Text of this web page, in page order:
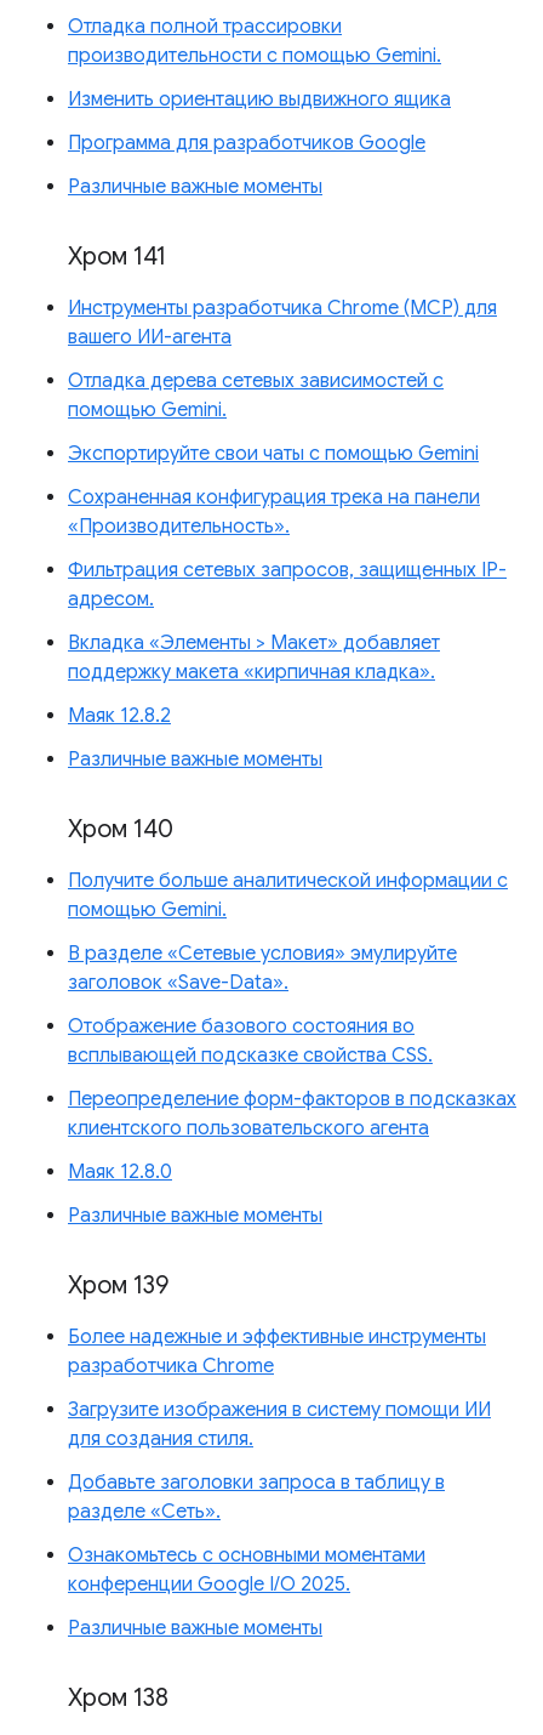
Отладка полной трассировки
производительности с помощью Gemini.
Изменить ориентацию выдвижного ящика
Программа для разработчиков Google
Различные важные моменты
Хром 141
Инструменты разработчика Chrome (MCP) для
вашего ИИ-агента
Отладка дерева сетевых зависимостей с
помощью Gemini.
Экспортируйте свои чаты с помощью Gemini
Сохраненная конфигурация трека на панели
«Производительность».
Фильтрация сетевых запросов, защищенных IP-
адресом.
Вкладка «Элементы > Макет» добавляет
поддержку макета «кирпичная кладка».
Маяк 12.8.2
Различные важные моменты
Хром 140
Получите больше аналитической информации с
помощью Gemini.
В разделе «Сетевые условия» эмулируйте
заголовок «Save-Data».
Отображение базового состояния во
всплывающей подсказке свойства CSS.
Переопределение форм-факторов в подсказках
клиентского пользовательского агента
Маяк 12.8.0
Различные важные моменты
Хром 139
Более надежные и эффективные инструменты
разработчика Chrome
Загрузите изображения в систему помощи ИИ
для создания стиля.
Добавьте заголовки запроса в таблицу в
разделе «Сеть».
Ознакомьтесь с основными моментами
конференции Google I/O 2025.
Различные важные моменты
Хром 138